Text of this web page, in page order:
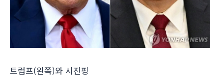
트럼프(왼쪽)와 시진핑